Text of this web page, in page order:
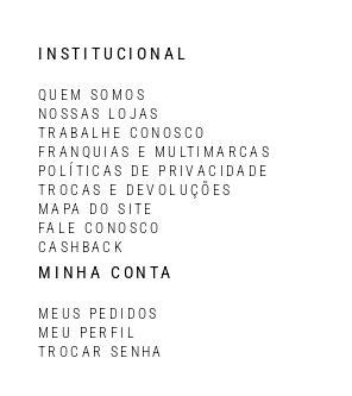
INSTITUCIONAL
QUEM SOMOS
NOSSAS LOJAS
TRABALHE CONOSCO
FRANQUIAS E MULTIMARCAS
POLÍTICAS DE PRIVACIDADE
TROCAS E DEVOLUÇÕES
MAPA DO SITE
FALE CONOSCO
CASHBACK
MINHA CONTA
MEUS PEDIDOS
MEU PERFIL
TROCAR SENHA